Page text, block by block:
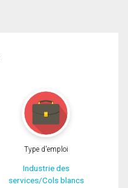
Type d'emploi
Industrie des
services/Cols blancs